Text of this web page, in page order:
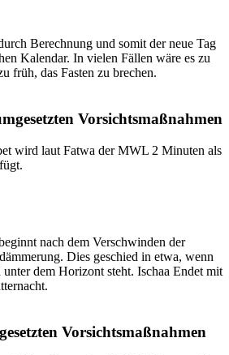
Berechnung und somit der neue Tag
Kalendar. In vielen Fällen wäre es zu
früh, das Fasten zu brechen.
Vorsichtsmaßnahmen
wird laut Fatwa der MWL 2 Minuten als
nach dem Verschwinden der
Dies geschied in etwa, wenn
dem Horizont steht. Ischaa Endet mit
Vorsichtsmaßnahmen